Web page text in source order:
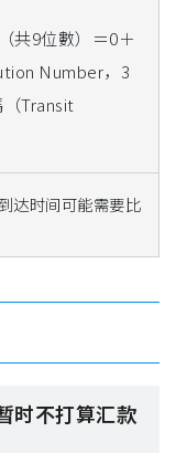
共9位數）＝0＋
Number，3
Transit
达时间可能需要比
时不打算汇款